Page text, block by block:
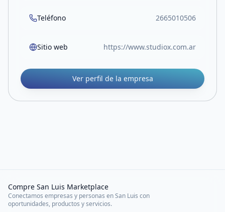
Teléfono 2665010506
Sitio web https://www.studiox.com.ar
Ver perfil de la empresa
Compre San Luis Marketplace
Conectamos empresas y personas en San Luis con
oportunidades, productos y servicios.